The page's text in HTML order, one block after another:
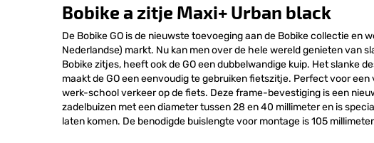
Bobike a zitje Maxi+ Urban black
De Bobike GO is de nieuwste toevoeging aan de Bobike collectie en
Nederlandse) markt. Nu kan men over de hele wereld genieten van
Bobike zitjes, heeft ook de GO een dubbelwandige kuip. Het slanke
maakt de GO een eenvoudig te gebruiken fietszitje. Perfect voor
werk-school verkeer op de fiets. Deze frame-bevestiging is een
zadelbuizen met een diameter tussen 28 en 40 millimeter en is
laten komen. De benodigde buislengte voor montage is 105